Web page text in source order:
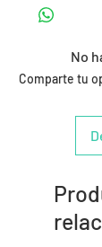
No
Comparte tu